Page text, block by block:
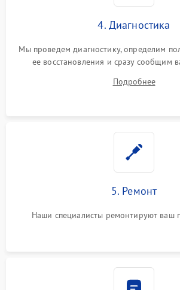
4. Диагностика
Мы проведем диагностику, определим
ее восстановления и сразу сообщим
Подробнее
5. Ремонт
Наши специалисты ремонтируют ваш